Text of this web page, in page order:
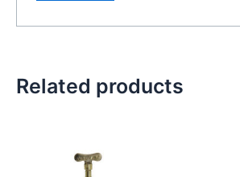
Related products